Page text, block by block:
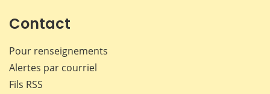
Contact
Pour renseignements
Alertes par courriel
Fils RSS